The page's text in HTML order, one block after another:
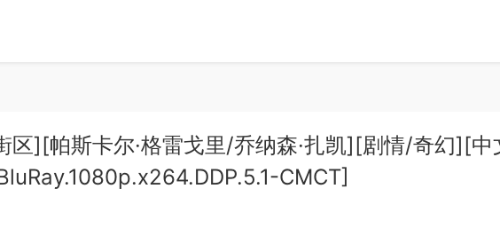
][帕斯卡尔·格雷戈里/乔纳森·扎凯][剧情/奇幻][中
CMCT]